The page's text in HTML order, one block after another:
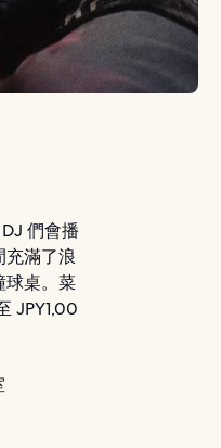
們會播
充滿了浪
球桌。菜
JPY1,00